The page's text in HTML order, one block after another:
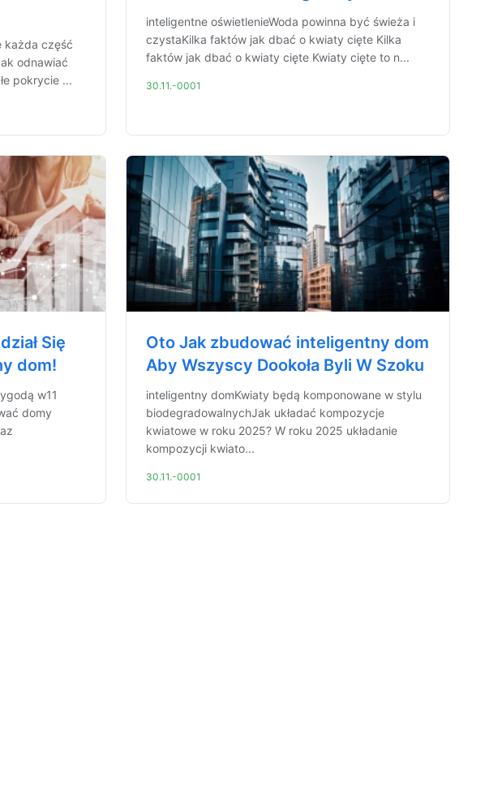
każda część
odnawiać
pokrycie ...
inteligentne oświetlenieWoda powinna być świeża i
czystaKilka faktów jak dbać o kwiaty cięte Kilka
faktów jak dbać o kwiaty cięte Kwiaty cięte to n...
30.11.-0001
Się
dom!
w11
domy
Oto Jak zbudować inteligentny dom
Aby Wszyscy Dookoła Byli W Szoku
inteligentny domKwiaty będą komponowane w stylu
biodegradowalnychJak układać kompozycje
kwiatowe w roku 2025? W roku 2025 układanie
kompozycji kwiato...
30.11.-0001